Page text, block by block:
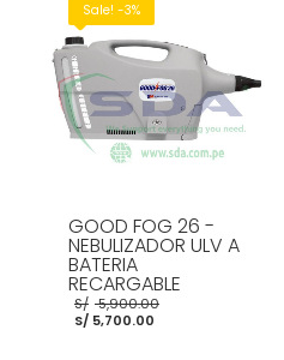
Sale! -3%
GOOD FOG 26 -
NEBULIZADOR ULV A
BATERIA
RECARGABLE
S/ 5,900.00
S/5,700.00